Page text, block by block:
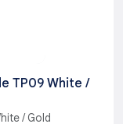
TP09 White /
/ Gold